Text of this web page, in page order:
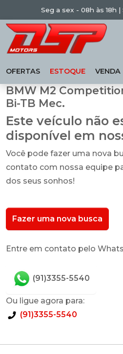
Seg a sex - 08h às 18h |
OFERTAS ESTOQUE VENDA
BMW M2
Bi-TB Mec.
Este veículo não
disponível em
Você pode fazer uma nova
contato com nossa equipe
dos seus sonhos!
Fazer uma nova busca
Entre em contato pelo
(91)3355-5540
Ou ligue agora para:
(91)3355-5540